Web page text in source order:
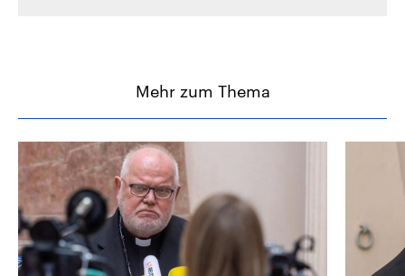
Mehr zum Thema